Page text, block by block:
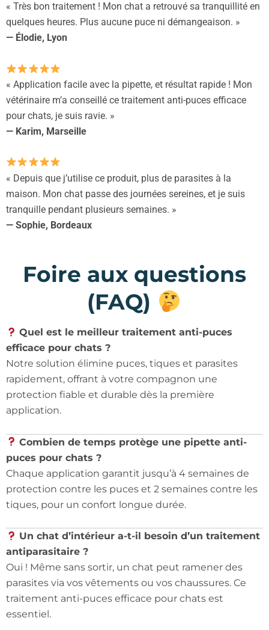
« Très bon traitement ! Mon chat a retrouvé sa tranquillité en
quelques heures. Plus aucune puce ni démangeaison. »
— Élodie, Lyon
« Application facile avec la pipette, et résultat rapide ! Mon
vétérinaire m’a conseillé ce traitement anti-puces efficace
pour chats, je suis ravie. »
— Karim, Marseille
« Depuis que j’utilise ce produit, plus de parasites à la
maison. Mon chat passe des journées sereines, et je suis
tranquille pendant plusieurs semaines. »
— Sophie, Bordeaux
Foire aux questions
(FAQ)
Quel est le meilleur traitement anti-puces
efficace pour chats ?
Notre solution élimine puces, tiques et parasites
rapidement, offrant à votre compagnon une
protection fiable et durable dès la première
application.
Combien de temps protège une pipette anti-
puces pour chats ?
Chaque application garantit jusqu’à 4 semaines de
protection contre les puces et 2 semaines contre les
tiques, pour un confort longue durée.
Un chat d’intérieur a-t-il besoin d’un traitement
antiparasitaire ?
Oui ! Même sans sortir, un chat peut ramener des
parasites via vos vêtements ou vos chaussures. Ce
traitement anti-puces efficace pour chats est
essentiel.